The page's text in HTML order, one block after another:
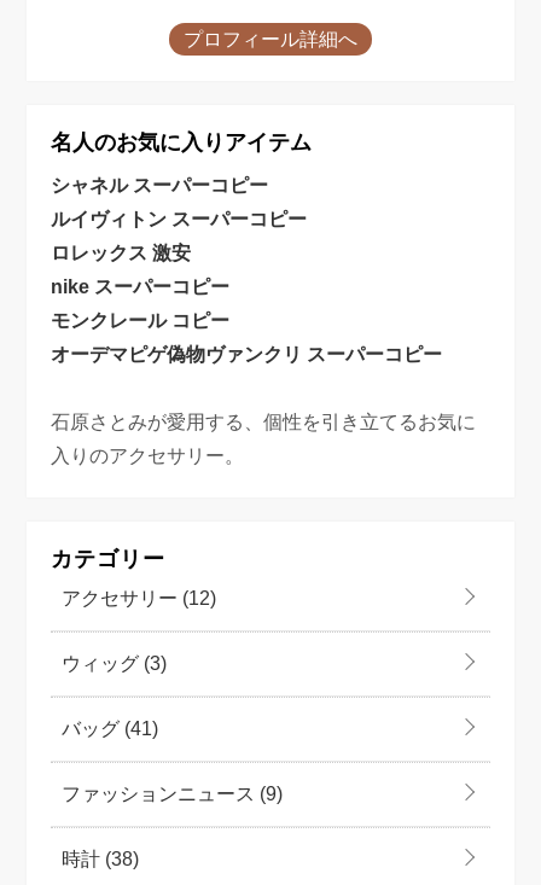
プロフィール詳細へ
名人のお気に入りアイテム
シャネル スーパーコピー
ルイヴィトン スーパーコピー
ロレックス 激安
nike スーパーコピー
モンクレール コピー
オーデマピゲ偽物ヴァンクリ スーパーコピー
石原さとみが愛用する、個性を引き立てるお気に
入りのアクセサリー。
カテゴリー
アクセサリー (12)
ウィッグ (3)
バッグ (41)
ファッションニュース (9)
時計 (38)